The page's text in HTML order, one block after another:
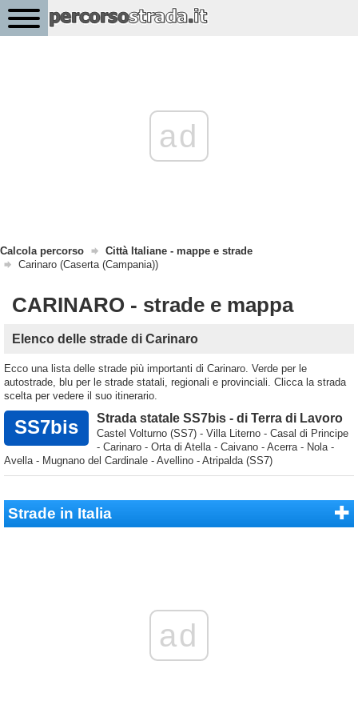
ad
Calcola percorso
Città Italiane - mappe e strade
Carinaro (Caserta (Campania))
CARINARO - strade e mappa
Elenco delle strade di Carinaro
Ecco una lista delle strade più importanti di Carinaro. Verde per le
autostrade, blu per le strade statali, regionali e provinciali. Clicca la strada
scelta per vedere il suo itinerario.
SS7bis Strada statale SS7bis - di Terra di Lavoro
Castel Volturno (SS7) - Villa Literno - Casal di Principe
- Carinaro - Orta di Atella - Caivano - Acerra - Nola -
Avella - Mugnano del Cardinale - Avellino - Atripalda (SS7)
Strade in Italia
ad